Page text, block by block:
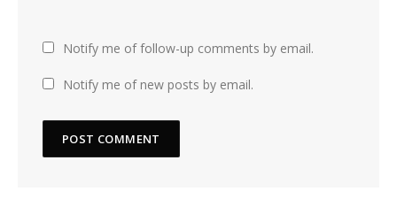
Notify me of follow-up comments by email.
Notify me of new posts by email.